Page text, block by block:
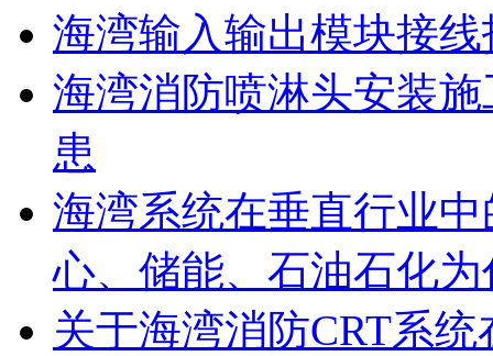
海湾输入输出模块接
海湾消防喷淋头安装
患
海湾系统在垂直行业
心、储能、石油石化
关于海湾消防CRT系